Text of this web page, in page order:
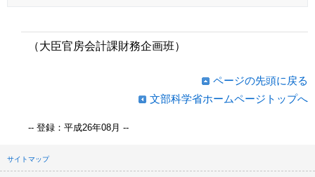
（大臣官房会計課財務企画班）
ページの先頭に戻る
文部科学省ホームページトップへ
-- 登録：平成26年08月 --
サイトマップ